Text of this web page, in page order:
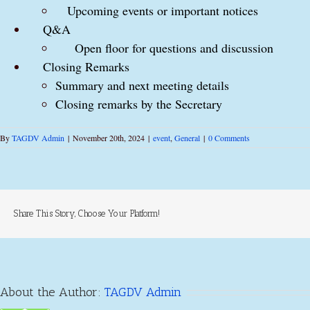
Upcoming events or important notices
Q&A
Open floor for questions and discussion
Closing Remarks
Summary and next meeting details
Closing remarks by the Secretary
ByTAGDV Admin | November 20th, 2024 | event, General | 0 Comments
Share This Story, Choose Your Platform!
About the Author: TAGDV Admin